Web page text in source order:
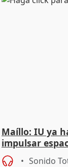
Maíllo: IU ya
impulsar
Sonido